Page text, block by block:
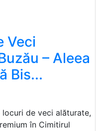
Veci
– Aleea
Bis...
de veci alăturate,
în Cimitirul